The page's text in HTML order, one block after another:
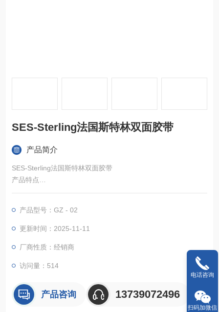
SES-Sterling法国斯特林双面胶带
产品简介
SES-Sterling法国斯特林双面胶带
产品特点
材质：采用 POM、PA6.6、PA12 等材料制作。POM（聚甲醛）
是高性能工程塑料，具有较好的韧性、耐化学腐蚀性和机械强度
。
产品型号：GZ - 02
更新时间：2025-11-11
厂商性质：经销商
访问量：514
产品咨询 13739072496
电话咨询
扫码加微信